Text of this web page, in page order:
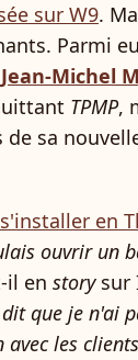
sur W9.
Parmi
Jean-Michel
TPMP,
sa
en
ouvrir un
il en story sur
que je n'ai
les